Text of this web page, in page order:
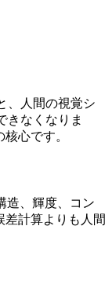
、人間の視覚シ
きなくなりま
心です。
造、輝度、コン
差計算よりも人間